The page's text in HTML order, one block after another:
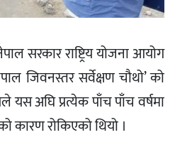
सरकार राष्ट्रिय योजना आयोग
जिवनस्तर सर्वेक्षण चौथो’ को
अघि प्रत्येक पाँच पाँच वर्षमा
कारण रोकिएको थियो ।